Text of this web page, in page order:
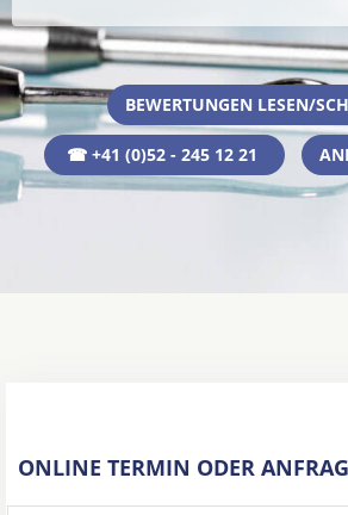
BEWERTUNGEN LESEN/
☎ +41 (0)52 - 245 12 21
ONLINE TERMIN ODER